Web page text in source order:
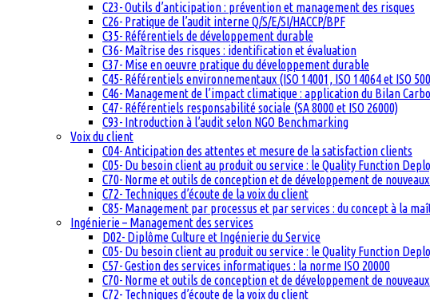
C23- Outils d’anticipation : prévention et management des risques
C26- Pratique de l’audit interne Q/S/E/SI/HACCP/BPF
C35- Référentiels de développement durable
C36- Maîtrise des risques : identification et évaluation
C37- Mise en oeuvre pratique du développement durable
C45- Référentiels environnementaux (ISO 14001, ISO 14064 et ISO
C46- Management de l’impact climatique : application du Bilan
C47- Référentiels responsabilité sociale (SA 8000 et ISO 26000)
C93- Introduction à l’audit selon NGO Benchmarking
Voix du client
C04- Anticipation des attentes et mesure de la satisfaction clients
C05- Du besoin client au produit ou service : le Quality Function
C70- Norme et outils de conception et de développement de
C72- Techniques d’écoute de la voix du client
C85- Management par processus et par services : du concept à la
Ingénierie – Management des services
D02- Diplôme Culture et Ingénierie du Service
C05- Du besoin client au produit ou service : le Quality Function
C57- Gestion des services informatiques : la norme ISO 20000
C70- Norme et outils de conception et de développement de
C72- Techniques d’écoute de la voix du client